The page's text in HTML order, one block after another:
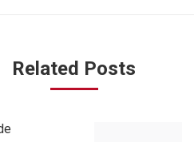
Related Posts